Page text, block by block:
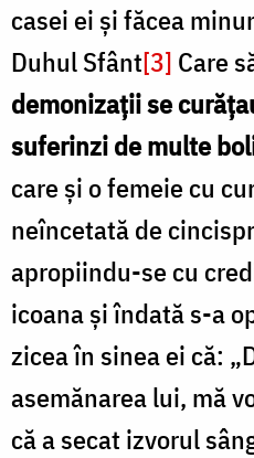
casei ei și făcea
Duhul Sfânt[3] Care
demonizații se
suferinzi de multe
care și o femeie cu
neîncetată de
apropiindu-se cu
icoana și îndată s-a
zicea în sinea ei că:
asemănarea lui, mă
că a secat izvorul